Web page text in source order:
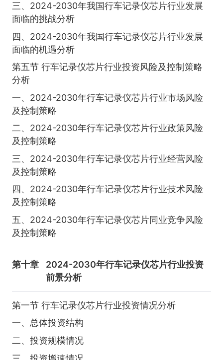
三、2024-2030年我国行车记录仪芯片行业发展
面临的挑战分析
四、2024-2030年我国行车记录仪芯片行业发展
面临的机遇分析
第五节 行车记录仪芯片行业投资风险及控制策略
分析
一、2024-2030年行车记录仪芯片行业市场风险
及控制策略
二、2024-2030年行车记录仪芯片行业政策风险
及控制策略
三、2024-2030年行车记录仪芯片行业经营风险
及控制策略
四、2024-2030年行车记录仪芯片行业技术风险
及控制策略
五、2024-2030年行车记录仪芯片同业竞争风险
及控制策略
第十章
2024-2030年行车记录仪芯片行业投资
前景分析
第一节 行车记录仪芯片行业投资情况分析
一、总体投资结构
二、投资规模情况